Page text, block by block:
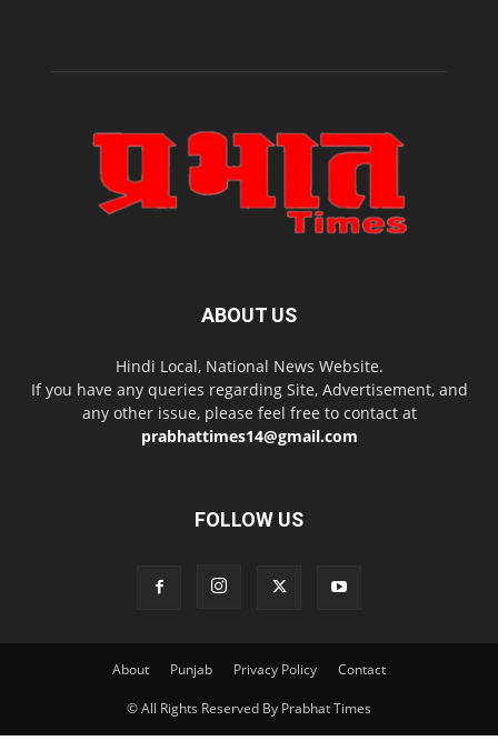
ABOUT US
Hindi Local, National News Website.
If you have any queries regarding Site, Advertisement, and
any other issue, please feel free to contact at
prabhattimes14@gmail.com
FOLLOW US
About Punjab Privacy Policy Contact
© All Rights Reserved By Prabhat Times